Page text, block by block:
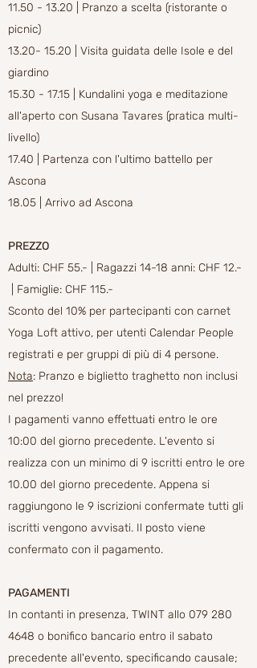
11.50 - 13.20 | Pranzo a scelta (ristorante o
picnic)
13.20- 15.20 | Visita guidata delle Isole e del
giardino
15.30 - 17.15
Kundalini yoga e meditazione
all'aperto con Susana Tavares (pratica multi-
livello)
17.40 | Partenza con l'ultimo battello per
Ascona
18.05 | Arrivo ad Ascona
PREZZO
Adulti: CHF 55.- | Ragazzi 14-18 anni: CHF 12.-
Famiglie: CHF 115.-
Sconto del 10% per partecipanti con carnet
Yoga Loft attivo, per utenti Calendar People
registrati e per gruppi di più di 4 persone.
Nota: Pranzo e biglietto traghetto non inclusi
nel prezzo!
I pagamenti vanno effettuati entro le ore
10:00 del giorno precedente. L'evento si
realizza con un minimo di 9 iscritti entro le ore
10.00 del giorno precedente. Appena si
raggiungono le 9 iscrizioni confermate tutti gli
iscritti vengono avvisati. Il posto viene
confermato con il pagamento.
PAGAMENTI
In contanti in presenza, TWINT allo 079 280
4648 o bonifico bancario entro il sabato
precedente all'evento, specificando causale;